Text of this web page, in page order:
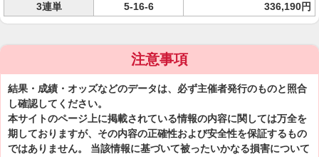
3連単
5-16-6 336,190円
注意事項
結果・成績・オッズなどのデータは、必ず主催者発行のものと照合
し確認してください。
本サイトのページ上に掲載されている情報の内容に関しては万全を
期しておりますが、その内容の正確性および安全性を保証するもの
ではありません。 当該情報に基づいて被ったいかなる損害について